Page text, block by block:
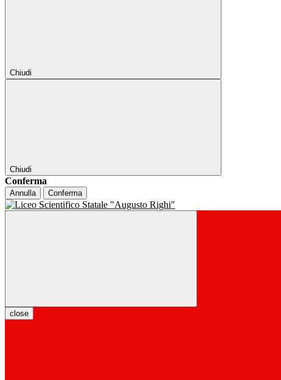
Chiudi
Chiudi
Conferma
Annulla Conferma
close